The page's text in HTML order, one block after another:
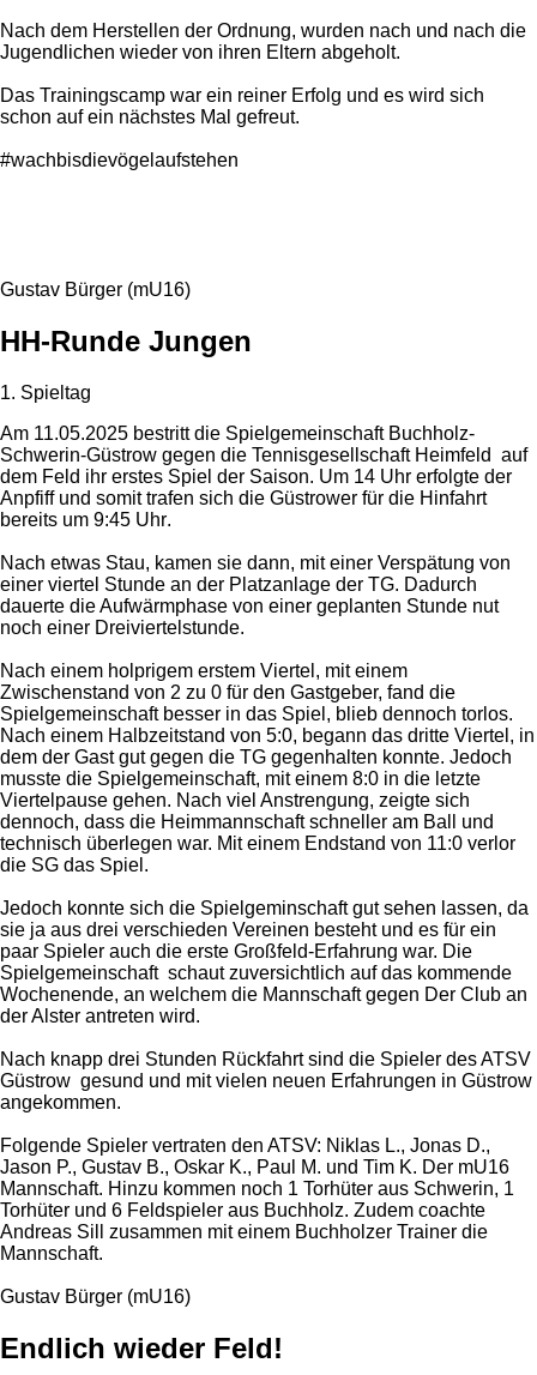
Nach dem Herstellen der Ordnung, wurden nach und nach die
Jugendlichen wieder von ihren Eltern abgeholt.
Das Trainingscamp war ein reiner Erfolg und es wird sich
schon auf ein nächstes Mal gefreut.
#wachbisdievögelaufstehen
Gustav Bürger (mU16)
HH-Runde Jungen
1. Spieltag
Am 11.05.2025 bestritt die Spielgemeinschaft Buchholz-
Schwerin-Güstrow gegen die Tennisgesellschaft Heimfeld auf
dem Feld ihr erstes Spiel der Saison. Um 14 Uhr erfolgte der
Anpfiff und somit trafen sich die Güstrower für die Hinfahrt
bereits um 9:45 Uhr.
Nach etwas Stau, kamen sie dann, mit einer Verspätung von
einer viertel Stunde an der Platzanlage der TG. Dadurch
dauerte die Aufwärmphase von einer geplanten Stunde nut
noch einer Dreiviertelstunde.
Nach einem holprigem erstem Viertel, mit einem
Zwischenstand von 2 zu 0 für den Gastgeber, fand die
Spielgemeinschaft besser in das Spiel, blieb dennoch torlos.
Nach einem Halbzeitstand von 5:0, begann das dritte Viertel, in
dem der Gast gut gegen die TG gegenhalten konnte. Jedoch
musste die Spielgemeinschaft, mit einem 8:0 in die letzte
Viertelpause gehen. Nach viel Anstrengung, zeigte sich
dennoch, dass die Heimmannschaft schneller am Ball und
technisch überlegen war. Mit einem Endstand von 11:0 verlor
die SG das Spiel.
Jedoch konnte sich die Spielgeminschaft gut sehen lassen, da
sie ja aus drei verschieden Vereinen besteht und es für ein
paar Spieler auch die erste Großfeld-Erfahrung war. Die
Spielgemeinschaft schaut zuversichtlich auf das kommende
Wochenende, an welchem die Mannschaft gegen Der Club an
der Alster antreten wird.
Nach knapp drei Stunden Rückfahrt sind die Spieler des ATSV
Güstrow gesund und mit vielen neuen Erfahrungen in Güstrow
angekommen.
Folgende Spieler vertraten den ATSV: Niklas L., Jonas D.,
Jason P., Gustav B., Oskar K., Paul M. und Tim K. Der mU16
Mannschaft. Hinzu kommen noch 1 Torhüter aus Schwerin, 1
Torhüter und 6 Feldspieler aus Buchholz. Zudem coachte
Andreas Sill zusammen mit einem Buchholzer Trainer die
Mannschaft.
Gustav Bürger (mU16)
Endlich wieder Feld!